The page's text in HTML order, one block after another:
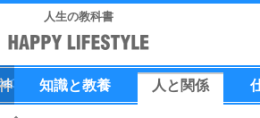
人生の教科書
知識と教養 人 と 関係